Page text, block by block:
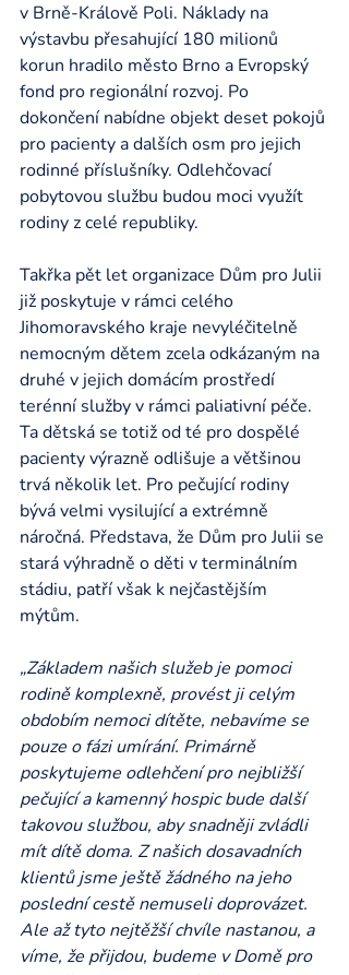
v Brně-Králově Poli. Náklady na
výstavbu přesahující 180 milionů
korun hradilo město Brno a Evropský
fond pro regionální rozvoj. Po
dokončení nabídne objekt deset pokojů
pro pacienty a dalších osm pro jejich
rodinné příslušníky. Odlehčovací
pobytovou službu budou moci využít
rodiny z celé republiky.
Takřka pět let organizace Dům pro Julii
již poskytuje v rámci celého
Jihomoravského kraje nevyléčitelně
nemocným dětem zcela odkázaným na
druhé v jejich domácím prostředí
terénní služby v rámci paliativní péče.
Ta dětská se totiž od té pro dospělé
pacienty výrazně odlišuje a většinou
trvá několik let. Pro pečující rodiny
bývá velmi vysilující a extrémně
náročná. Představa, že Dům pro Julii se
stará výhradně o děti v terminálním
stádiu, patří však k nejčastějším
mýtům.
„Základem našich služeb je pomoci
rodině komplexně, provést ji celým
obdobím nemoci dítěte, nebavíme se
pouze o fázi umírání. Primárně
poskytujeme odlehčení pro nejbližší
pečující a kamenný hospic bude další
takovou službou, aby snadněji zvládli
mít dítě doma. Z našich dosavadních
klientů jsme ještě žádného na jeho
poslední cestě nemuseli doprovázet.
Ale až tyto nejtěžší chvíle nastanou, a
víme, že přijdou, budeme v Domě pro